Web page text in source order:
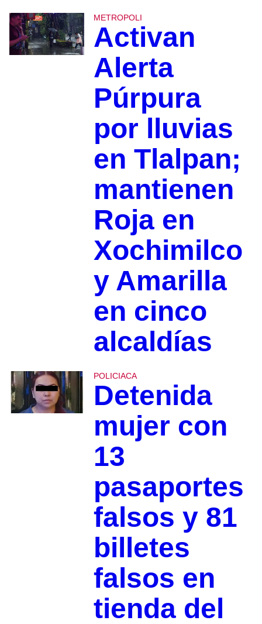
METROPOLI
Activan
Alerta
Púrpura
por lluvias
en Tlalpan;
mantienen
Roja en
Xochimilco
y Amarilla
en cinco
alcaldías
POLICIACA
Detenida
mujer con
13
pasaportes
falsos y 81
billetes
falsos en
tienda del